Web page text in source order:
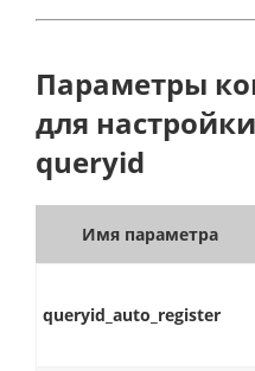
Параметры
для
queryid
Имя параметра
queryid_auto_register